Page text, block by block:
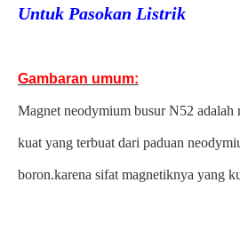
Untuk Pasokan Listrik
Gambaran umum:
Magnet neodymium busur N52 adalah
kuat yang terbuat dari paduan
boron.karena sifat magnetiknya yang